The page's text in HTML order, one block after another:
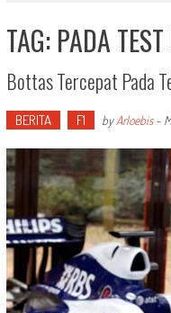
TAG: PADA
Bottas Tercepat Pada
BERITA F1 byArloebis-